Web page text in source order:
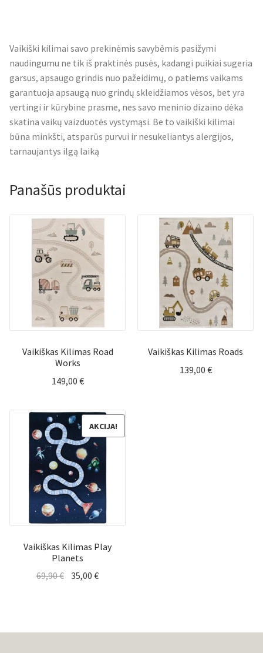
Vaikiški kilimai savo prekinėmis savybėmis pasižymi
naudingumu ne tik iš praktinės pusės, kadangi puikiai sugeria
garsus, apsaugo grindis nuo pažeidimų, o patiems vaikams
garantuoja apsaugą nuo grindų skleidžiamos vėsos, bet yra
vertingi ir kūrybine prasme, nes savo meninio dizaino dėka
skatina vaikų vaizduotės vystymąsi. Be to vaikiški kilimai
būna minkšti, atsparūs purvui ir nesukeliantys alergijos,
tarnaujantys ilgą laiką
Panašūs produktai
Vaikiškas Kilimas Road
Works
149,00 €
Vaikiškas Kilimas Roads
139,00 €
Vaikiškas Kilimas Play
Planets
AKCIJA!
69,90€ Original
35,00€Current